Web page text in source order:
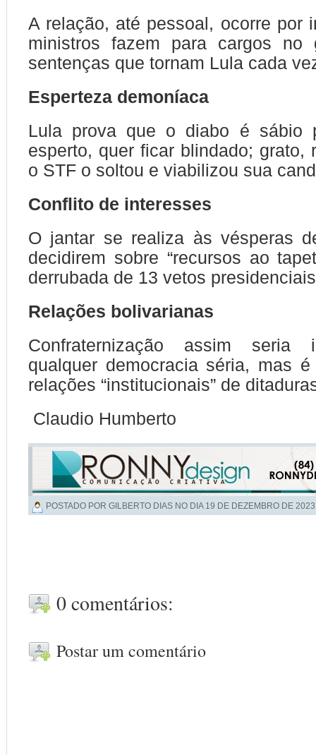
A relação, até pessoal, ocorre por
ministros fazem para cargos no
sentenças que tornam Lula cada
Esperteza demoníaca
Lula prova que o diabo é sábio
esperto, quer ficar blindado; grato,
o STF o soltou e viabilizou sua
Conflito de interesses
O jantar se realiza às vésperas
decidirem sobre “recursos ao
derrubada de 13 vetos
Relações bolivarianas
Confraternização assim seria
qualquer democracia séria, mas
relações “institucionais” de
Claudio Humberto
POSTADO POR GILBERTO DIAS NO DIA 19 DE DEZEMBRO DE 2023
0 comentários:
Postar um comentário